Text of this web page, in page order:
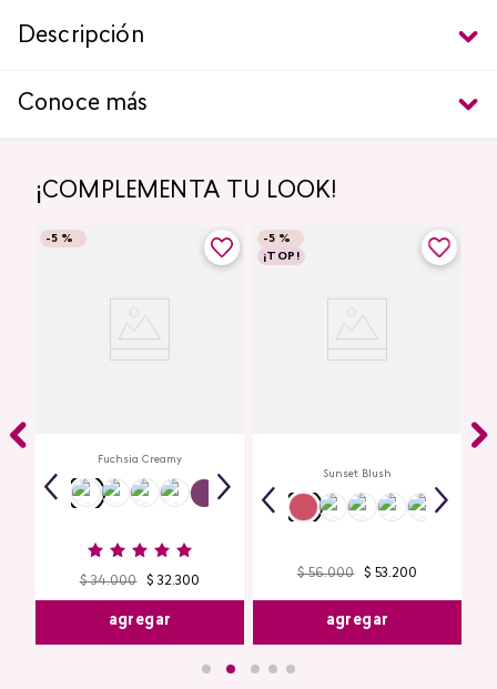
Descripción
Conoce más
¡COMPLEMENTA TU LOOK!
-5 %
Fuchsia Creamy
$ 34.000 $ 32.300
agregar
-5 %
¡TOP!
Sunset Blush
$ 56.000 $ 53.200
agregar